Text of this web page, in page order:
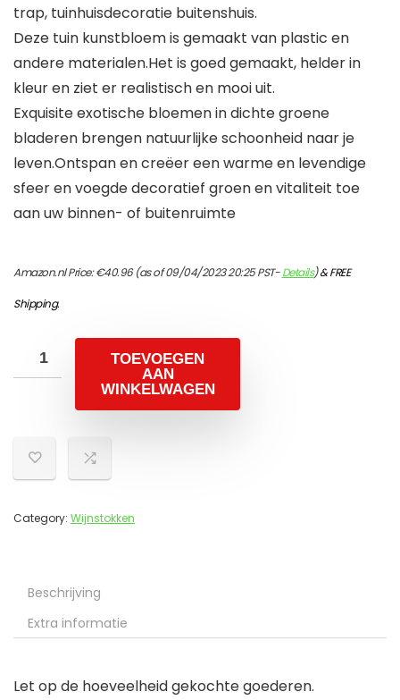
trap, tuinhuisdecoratie buitenshuis.
Deze tuin kunstbloem is gemaakt van plastic en
andere materialen.Het is goed gemaakt, helder in
kleur en ziet er realistisch en mooi uit.
Exquisite exotische bloemen in dichte groene
bladeren brengen natuurlijke schoonheid naar je
leven.Ontspan en creëer een warme en levendige
sfeer en voegde decoratief groen en vitaliteit toe
aan uw binnen- of buitenruimte
Amazon.nl Price:€40.96(as of 09/04/2023 20:25 PST-Details)&FREE
Shipping.
TOEVOEGEN
AAN
WINKELWAGEN
Category: Wijnstokken
Beschrijving
Extra informatie
Let op de hoeveelheid gekochte goederen.